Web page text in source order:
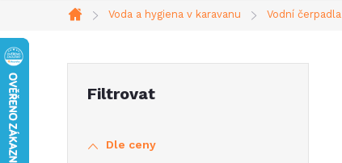
Domů
Voda a hygiena v karavanu Vodní čerpadla
Dle ceny